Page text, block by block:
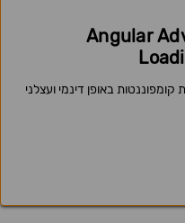
Angular
באופן דינמי ועצלני